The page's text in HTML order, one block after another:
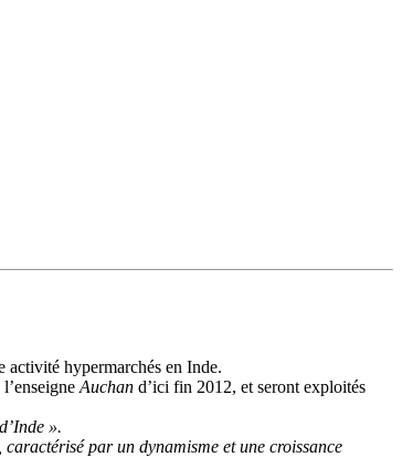
hypermarchés en Inde.
Auchan d’ici fin 2012, et seront exploités
».
par un dynamisme et une croissance